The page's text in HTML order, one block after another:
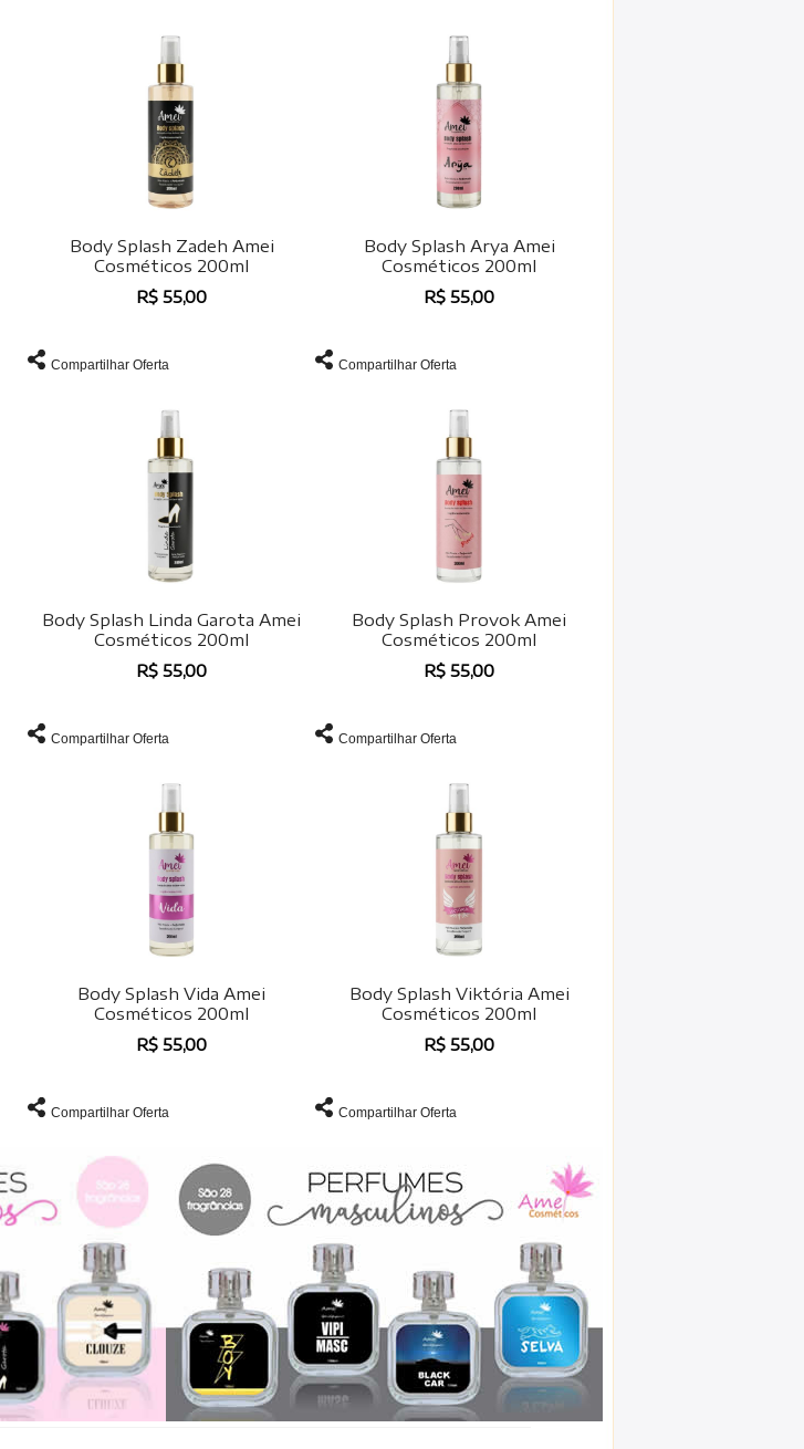
Body Splash Zadeh Amei
Cosméticos 200ml
R$ 55,00
Compartilhar Oferta
Body Splash Arya Amei
Cosméticos 200ml
R$ 55,00
Compartilhar Oferta
Body Splash Linda Garota Amei
Cosméticos 200ml
R$ 55,00
Compartilhar Oferta
Body Splash Provok Amei
Cosméticos 200ml
R$ 55,00
Compartilhar Oferta
Body Splash Vida Amei
Cosméticos 200ml
R$ 55,00
Compartilhar Oferta
Body Splash Viktória Amei
Cosméticos 200ml
R$ 55,00
Compartilhar Oferta